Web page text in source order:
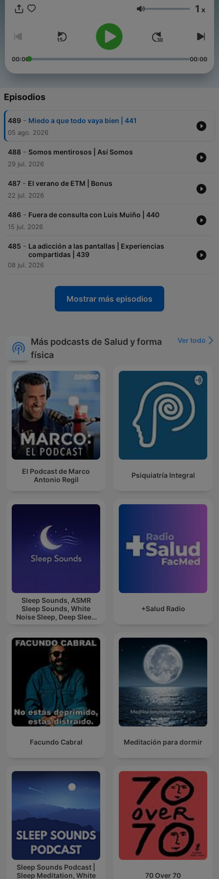
nuestro Patreon: https://patreon.com/entiendetumente
Volumen 1 x
00:00 00:00
Episodios
489 - Miedo a que todo vaya bien | 441
05 ago. 2026
488 - Somos mentirosos | Así Somos
29 jul. 2026
487 - El verano de ETM | Bonus
22 jul. 2026
486 - Fuera de consulta con Luis Muiño | 440
15 jul. 2026
485 - La adicción a las pantallas | Experiencias
compartidas | 439
08 jul. 2026
Mostrar más episodios
Más podcasts de Salud y forma
física
Ver todo
El Podcast de Marco
Antonio Regil
Psiquiatría Integral
Sleep Sounds, ASMR
Sleep Sounds, White
Noise Sleep, Deep Sleep
+Salud Radio
Facundo Cabral Meditación para dormir
Sleep Sounds Podcast |
Sleep Meditation, White
70 Over 70